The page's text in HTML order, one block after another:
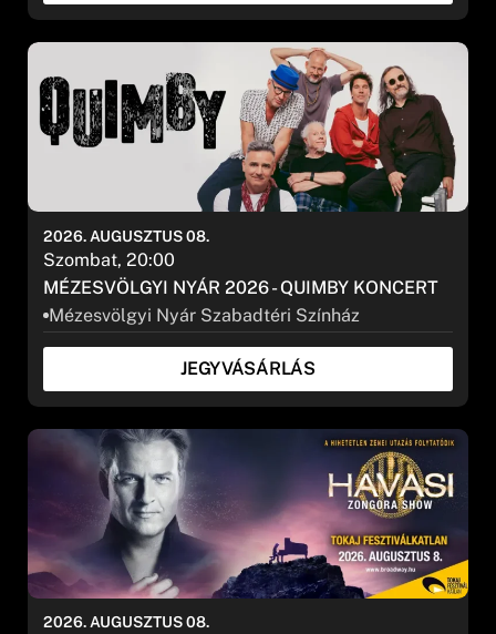
MÉZESVÖLGYI NYÁR 2026 - QUIMBY KONCERT
Mézesvölgyi Nyár Szabadtéri Színház
2026. AUGUSZTUS 08.
Szombat, 20:00
JEGYVÁSÁRLÁS
2026. AUGUSZTUS 08.